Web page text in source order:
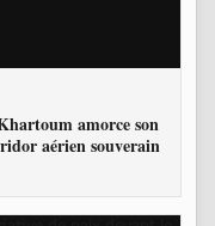
amorce son
aérien souverain